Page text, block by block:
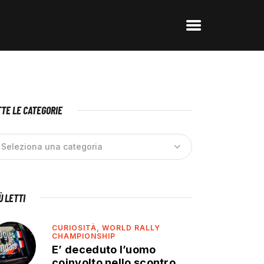
LE CATEGORIE
LETTI
CURIOSITÀ,WORLD RALLY
CHAMPIONSHIP
E’ deceduto l’uomo